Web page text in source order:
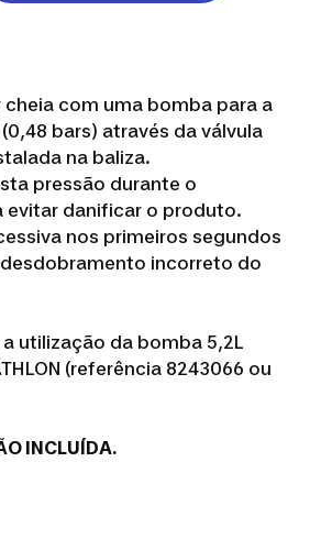
cheia com uma bomba para a
bars) através da válvula
na baliza.
pressão durante o
evitar danificar o produto.
nos primeiros segundos
incorreto do
utilização da bomba 5,2L
(referência 8243066 ou
INCLUÍDA.